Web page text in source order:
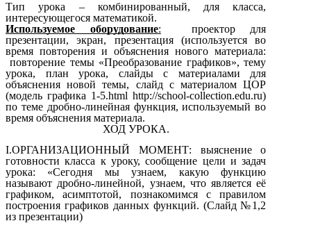
Тип урока – комбинированный, для класса,
интересующегося математикой.
Используемое оборудование: проектор для
презентации, экран, презентация (используется во
время повторения и объяснения нового материала:
повторение темы «Преобразование графиков», тему
урока, план урока, слайды с материалами для
объяснения новой темы, слайд с материалом ЦОР
(модель графика 1-5.html http://school-collection.edu.ru)
по теме дробно-линейная функция, используемый во
время объяснения материала.
ХОД УРОКА.
I.ОРГАНИЗАЦИОННЫЙ МОМЕНТ: выяснение о
готовности класса к уроку, сообщение цели и задач
урока: «Сегодня мы узнаем, какую функцию
называют дробно-линейной, узнаем, что является её
графиком, асимптотой, познакомимся с правилом
построения графиков данных функций. (Слайд №1,2
из презентации)